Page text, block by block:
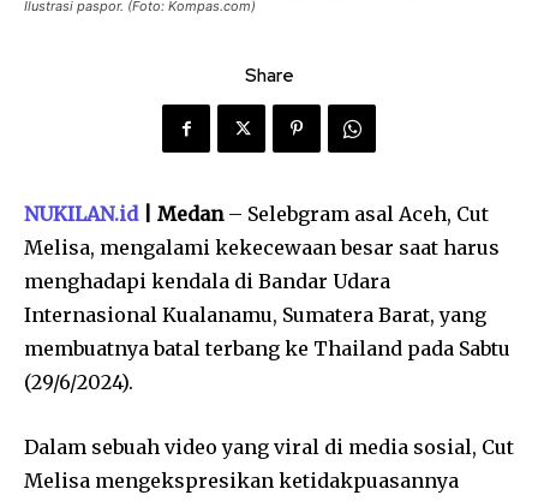
Ilustrasi paspor. (Foto: Kompas.com)
Share
NUKILAN.id| Medan– Selebgram asal Aceh, Cut
Melisa, mengalami kekecewaan besar saat harus
menghadapi kendala di Bandar Udara
Internasional Kualanamu, Sumatera Barat, yang
membuatnya batal terbang ke Thailand pada Sabtu
(29/6/2024).
Dalam sebuah video yang viral di media sosial, Cut
Melisa mengekspresikan ketidakpuasannya